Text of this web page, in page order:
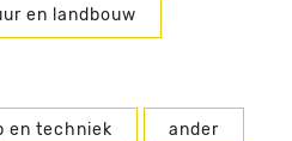
en landbouw
en techniek ander